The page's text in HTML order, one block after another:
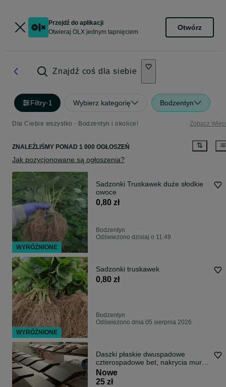
Przejdź do aplikacji
Otwieraj OLX jednym tapnięciem
Otwórz
Znajdź coś dla siebie
Filtry·1 Wybierz kategorię Bodzentyn
Dla Ciebie wszystko - Bodzentyn i okolice! Zobacz
ZNALEŹLIŚMY PONAD 1 000 OGŁOSZEŃ
Jak pozycjonowane są ogłoszenia?
Sadzonki Truskawek duże słodkie
owoce
0,80 zł
Bodzentyn
Odświeżono dzisiaj o 11:49
Sadzonki truskawek
0,80 zł
Bodzentyn
Odświeżono dnia 05 sierpnia 2026
Daszki płaskie dwuspadowe
czterospadowe bet, nakrycia muru,
czapki, og
Nowe
25 zł
WYRÓŻNIONE
WYRÓŻNIONE